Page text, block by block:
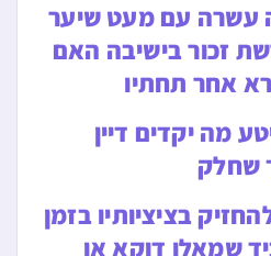
עשרה עם מעט שיער
זכור בישיבה האם
אחר תחתיו
מה יקדים דיין
שחלק
בציציותיו בזמן
שמאלו דוקא או